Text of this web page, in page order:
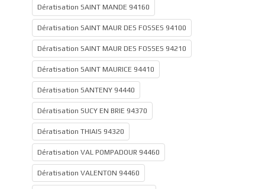
Dératisation SAINT MANDE 94160
Dératisation SAINT MAUR DES FOSSES 94100
Dératisation SAINT MAUR DES FOSSES 94210
Dératisation SAINT MAURICE 94410
Dératisation SANTENY 94440
Dératisation SUCY EN BRIE 94370
Dératisation THIAIS 94320
Dératisation VAL POMPADOUR 94460
Dératisation VALENTON 94460